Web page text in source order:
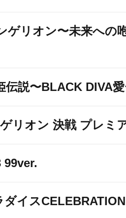
ゲリオン〜未来への
伝説〜BLACK DIVA
リオン 決戦 プレミ
99ver.
イスCELEBRATION